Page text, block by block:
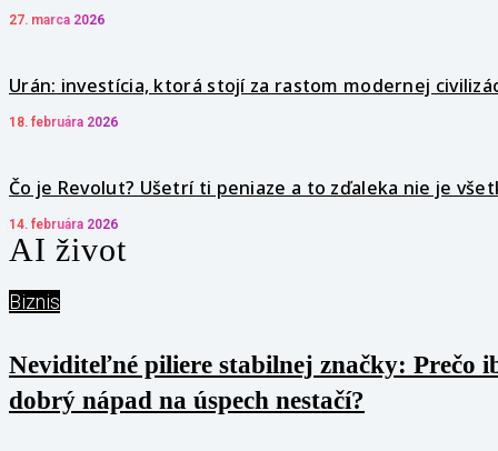
27. marca 2026
Urán: investícia, ktorá stojí za rastom modernej
18. februára 2026
Čo je Revolut? Ušetrí ti peniaze a to zďaleka nie je
14. februára 2026
AI život
Biznis
Neviditeľné piliere stabilnej značky: Prečo
dobrý nápad na úspech nestačí?